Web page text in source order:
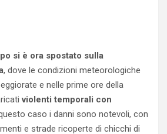
si è ora spostato sulla
, dove le condizioni meteorologiche
e nelle prime ore della
violenti temporali con
caso i danni sono notevoli, con
e strade ricoperte di chicchi di